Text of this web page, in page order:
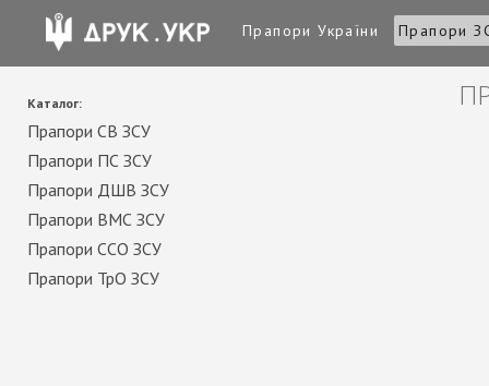
Прапори України Прапори
Каталог:
Прапори СВ ЗСУ
Прапори ПС ЗСУ
Прапори ДШВ ЗСУ
Прапори ВМС ЗСУ
Прапори ССО ЗСУ
Прапори ТрО ЗСУ